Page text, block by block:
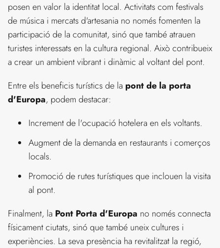
posen en valor la identitat local. Activitats com festivals
de música i mercats d'artesania no només fomenten la
participació de la comunitat, sinó que també atrauen
turistes interessats en la cultura regional. Això contribueix
a crear un ambient vibrant i dinàmic al voltant del pont.
Entre els beneficis turístics de la pont de la porta
d'Europa, podem destacar:
Increment de l'ocupació hotelera en els voltants.
Augment de la demanda en restaurants i comerços
locals.
Promoció de rutes turístiques que inclouen la visita
al pont.
Finalment, la Pont Porta d'Europa no només connecta
físicament ciutats, sinó que també uneix cultures i
experiències. La seva presència ha revitalitzat la regió,